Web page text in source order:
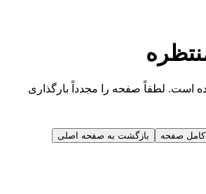
است. لطفاً صفحه را مجدداً بارگذاری
صفحه بازگشت به صفحه اصلی